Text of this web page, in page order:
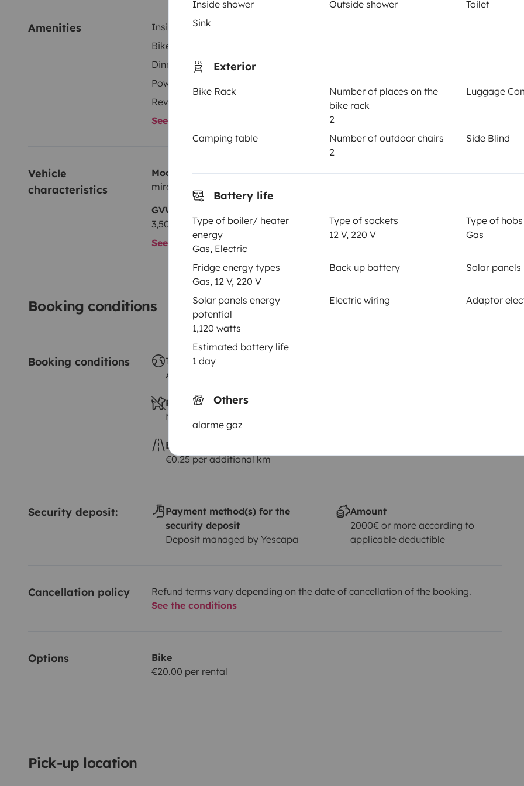
Inside shower Outside shower
Toilet
Sink
Exterior
Bike Rack
Number of places on the
bike rack
2
Luggage
Camping table
Number of outdoor chairs
2
Side Blind
Battery life
Type of boiler/ heater
energy
Gas, Electric
Type of sockets
12 V, 220 V
Type of hobs
Gas
Fridge energy types
Gas, 12 V, 220 V
Back up battery Solar panels
Solar panels energy
potential
1,120 watts
Electric wiring Adaptor
Estimated battery life
1 day
Others
alarme gaz
Amenities Inside shower
Bike Rack
Refrigerator
Dinnerware Set
Power steering
Reversing sensor
See all amenities
Vehicle
characteristics
Model
mirage Mirage
Year of registration
GVW
3,500 kg
3.1 m
See all characteristics
Booking conditions
Booking conditions
Travelling abroad ?
Allowed
Pets allowed ?
Not allowed
Excess kilometres
€0.25 per additional km
Security deposit:
Payment method(s) for the
security deposit
Deposit managed by Yescapa
Amount
2000€ or more according to
applicable deductible
Cancellation policy
Refund terms vary depending on the date of cancellation of the booking.
See the conditions
Options
Bike
€20.00 per rental
Pick-up location